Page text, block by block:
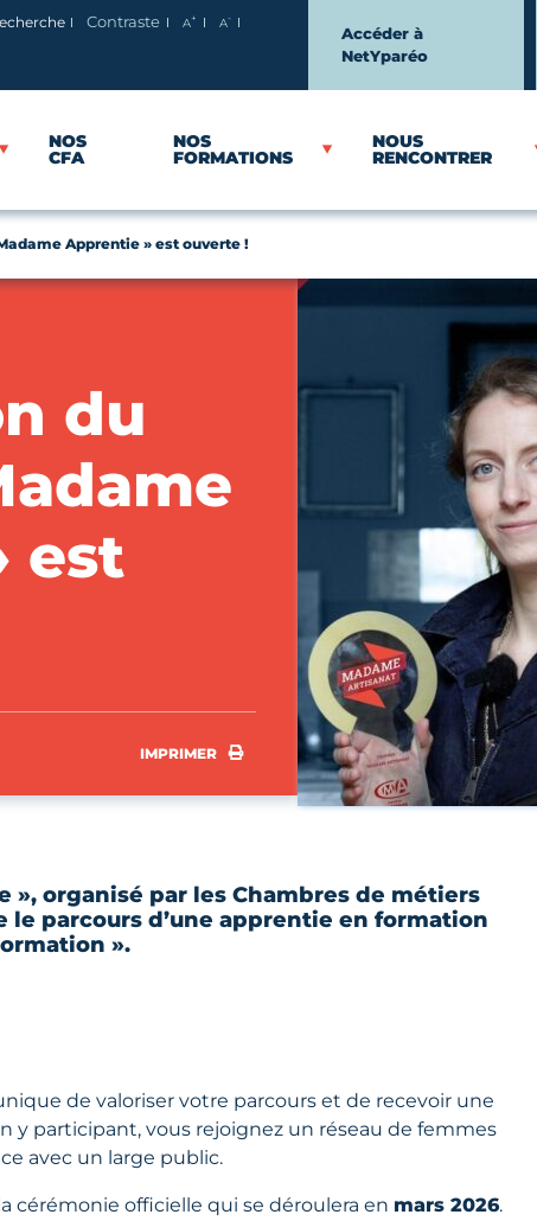
Contraste A+
Agrandir le texte
A-
Réduire le texte
Accéder à
NetYparéo
NOS
CFA
NOS
FORMATIONS
NOUS
RENCONTRER
Apprentie » est ouverte !
du
est
IMPRIMER IMPRIMER
», organisé par les Chambres de métiers
le parcours d’une apprentie en formation
».
de valoriser votre parcours et de recevoir une
y participant, vous rejoignez un réseau de femmes
avec un large public.
cérémonie officielle qui se déroulera en mars 2026.